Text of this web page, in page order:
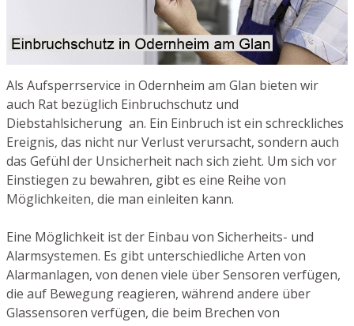
Als Aufsperrservice in Odernheim am Glan bieten wir
auch Rat bezüglich Einbruchschutz und
Diebstahlsicherung an. Ein Einbruch ist ein schreckliches
Ereignis, das nicht nur Verlust verursacht, sondern auch
das Gefühl der Unsicherheit nach sich zieht. Um sich vor
Einstiegen zu bewahren, gibt es eine Reihe von
Möglichkeiten, die man einleiten kann.
Eine Möglichkeit ist der Einbau von Sicherheits- und
Alarmsystemen. Es gibt unterschiedliche Arten von
Alarmanlagen, von denen viele über Sensoren verfügen,
die auf Bewegung reagieren, während andere über
Glassensoren verfügen, die beim Brechen von